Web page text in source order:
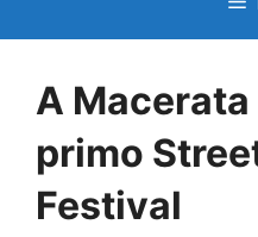
A
primo
Festival